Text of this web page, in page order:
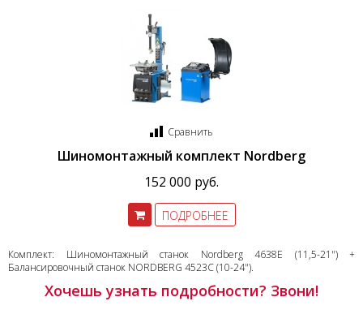
Сравнить
Шиномонтажный комплект Nordberg
152 000 руб.
ПОДРОБНЕЕ
Комплект: Шиномонтажный станок Nordberg 4638E (11,5-21") +
Балансировочный станок NORDBERG 4523С (10-24").
Хочешь узнать подробности? Звони!